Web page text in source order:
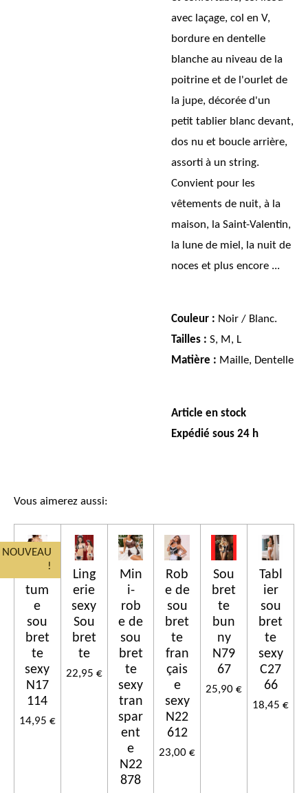
avec laçage, col en V,
bordure en dentelle
blanche au niveau de la
poitrine et de l'ourlet de
la jupe, décorée d'un
petit tablier blanc devant,
dos nu et boucle arrière,
assorti à un string.
Convient pour les
vêtements de nuit, à la
maison, la Saint-Valentin,
la lune de miel, la nuit de
noces et plus encore ...
Couleur : Noir / Blanc.
Tailles : S, M, L
Matière : Maille, Dentelle
Article en stock
Expédié sous 24 h
Vous aimerez aussi:
NOUVEAU
!
tum
e
sou
bret
te
sexy
N17
114
14,95 €
Ling
erie
sexy
Sou
bret
te
22,95 €
Min
i-
rob
e de
sou
bret
te
sexy
tran
spar
ent
e
N22
878
Rob
e de
sou
bret
te
fran
çais
e
sexy
N22
612
23,00 €
Sou
bret
te
bun
ny
N79
67
25,90 €
Tabl
ier
sou
bret
te
sexy
C27
66
18,45 €